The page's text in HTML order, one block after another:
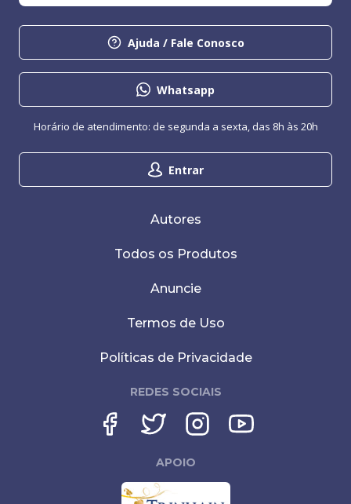
Ajuda / Fale Conosco
Whatsapp
Entrar
Horário de atendimento: de segunda a sexta, das 8h às 20h
Autores
Todos os Produtos
Anuncie
Termos de Uso
Políticas de Privacidade
REDES SOCIAIS
APOIO